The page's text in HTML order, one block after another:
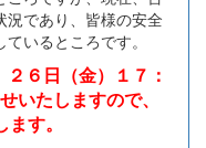
況であり、皆様の安全
いるところです。
６日（金）１７：
いたしますので、
す。